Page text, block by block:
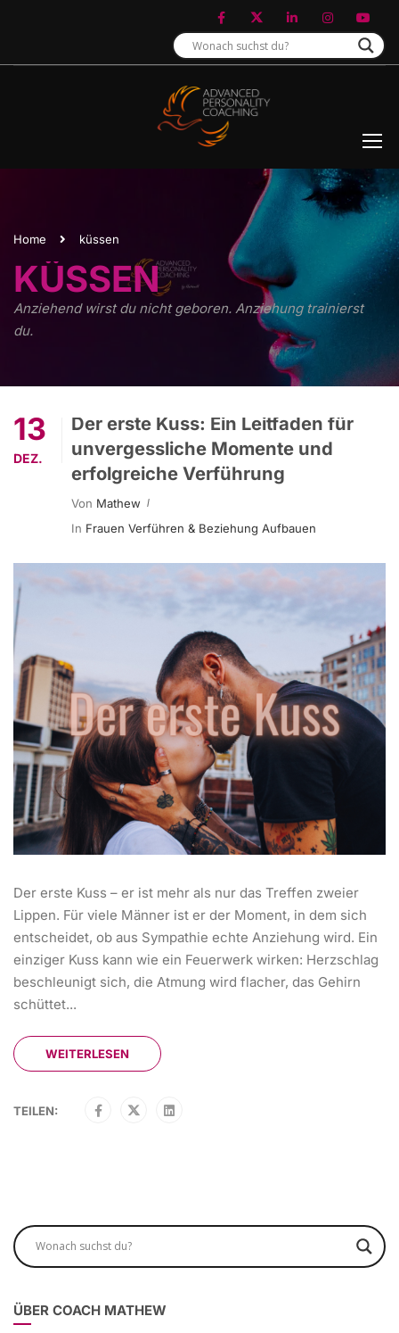
Home küssen
KÜSSEN
Anziehend wirst du nicht geboren. Anziehung trainierst
du.
13
DEZ.
Der erste Kuss: Ein Leitfaden für
unvergessliche Momente und
erfolgreiche Verführung
Von Mathew
In Frauen Verführen & Beziehung Aufbauen
Der erste Kuss – er ist mehr als nur das Treffen zweier
Lippen. Für viele Männer ist er der Moment, in dem sich
entscheidet, ob aus Sympathie echte Anziehung wird. Ein
einziger Kuss kann wie ein Feuerwerk wirken: Herzschlag
beschleunigt sich, die Atmung wird flacher, das Gehirn
schüttet...
WEITERLESEN
TEILEN:
ÜBER COACH MATHEW